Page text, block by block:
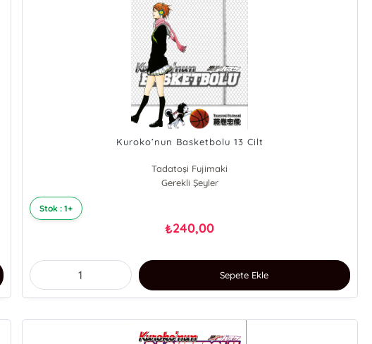
Kuroko’nun Basketbolu 13 Cilt
Tadatoşi Fujimaki
Gerekli Şeyler
Stok : 1+
₺240,00
Sepete Ekle